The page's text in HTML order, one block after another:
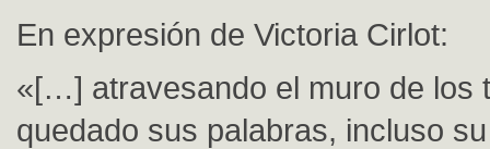
En expresión de Victoria Cirlot:
«[…] atravesando el muro de los
quedado sus palabras, incluso